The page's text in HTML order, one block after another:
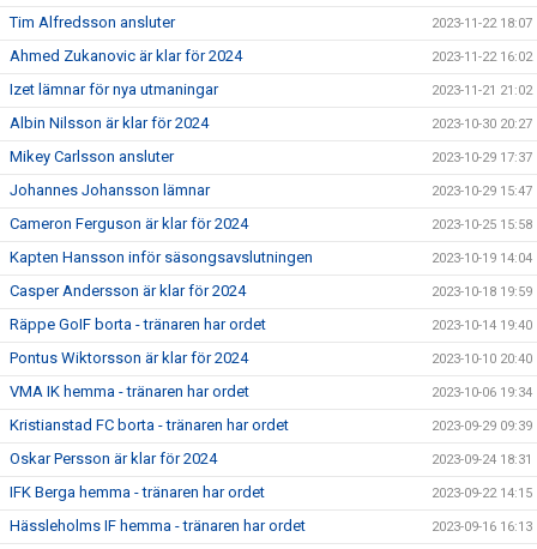
Tim Alfredsson ansluter 2023-11-22 18:07
Ahmed Zukanovic är klar för 2024 2023-11-22 16:02
Izet lämnar för nya utmaningar 2023-11-21 21:02
Albin Nilsson är klar för 2024 2023-10-30 20:27
Mikey Carlsson ansluter 2023-10-29 17:37
Johannes Johansson lämnar 2023-10-29 15:47
Cameron Ferguson är klar för 2024 2023-10-25 15:58
Kapten Hansson inför säsongsavslutningen 2023-10-19 14:04
Casper Andersson är klar för 2024 2023-10-18 19:59
Räppe GoIF borta - tränaren har ordet 2023-10-14 19:40
Pontus Wiktorsson är klar för 2024 2023-10-10 20:40
VMA IK hemma - tränaren har ordet 2023-10-06 19:34
Kristianstad FC borta - tränaren har ordet 2023-09-29 09:39
Oskar Persson är klar för 2024 2023-09-24 18:31
IFK Berga hemma - tränaren har ordet 2023-09-22 14:15
Hässleholms IF hemma - tränaren har ordet 2023-09-16 16:13